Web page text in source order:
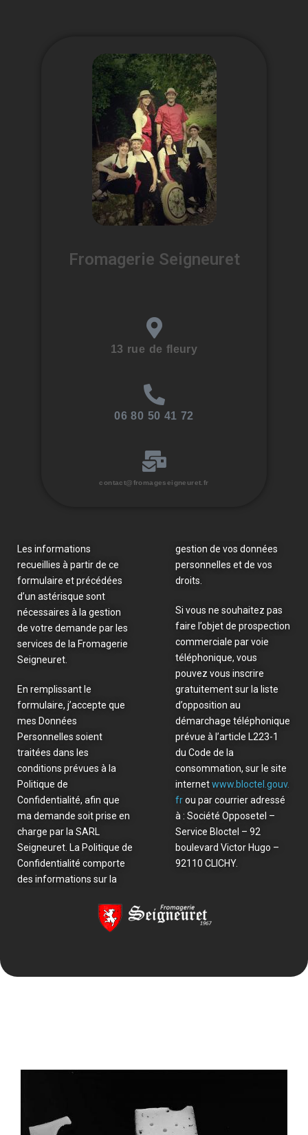
Fromagerie Seigneuret
13 rue de fleury
06 80 50 41 72
contact@fromageseigneuret.fr
Les informations
recueillies à partir de ce
formulaire et précédées
d’un astérisque sont
nécessaires à la gestion
de votre demande par les
services de la Fromagerie
Seigneuret.
En remplissant le
formulaire, j’accepte que
mes Données
Personnelles soient
traitées dans les
conditions prévues à la
Politique de
Confidentialité, afin que
ma demande soit prise en
charge par la SARL
Seigneuret. La Politique de
Confidentialité comporte
des informations sur la
gestion de vos données
personnelles et de vos
droits.
Si vous ne souhaitez pas
faire l’objet de prospection
commerciale par voie
téléphonique, vous
pouvez vous inscrire
gratuitement sur la liste
d’opposition au
démarchage téléphonique
prévue à l’article L223-1
du Code de la
consommation, sur le site
internetwww.bloctel.gouv.
frou par courrier adressé
à : Société Opposetel –
Service Bloctel – 92
boulevard Victor Hugo –
92110 CLICHY.